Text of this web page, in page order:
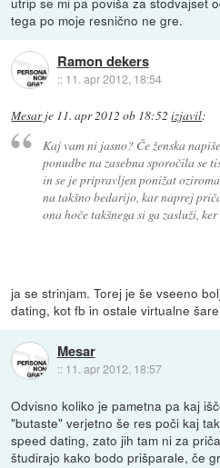
tega po moje resnično ne gre.
Ramon dekers
:: 11. apr 2012, 18:54
Mesarje 11. apr 2012 ob 18:52 izjavil:
Kaj vam ni jasno? Če ženska
ponudbe na zasebna sporočila se
in se je pripravljen ponižat
na takšno bedarijo, kar naprej
ona hoče takšnega si ga zasluži,
ja se strinjam. Torej je še vseeno
dating, kot fb in ostale virtualne
Mesar
:: 11. apr 2012, 18:57
Odvisno koliko je pametna pa kaj
"butaste" verjetno še res poči kaj
speed dating, zato jih tam ni za
študirajo kako bodo prišparale, če